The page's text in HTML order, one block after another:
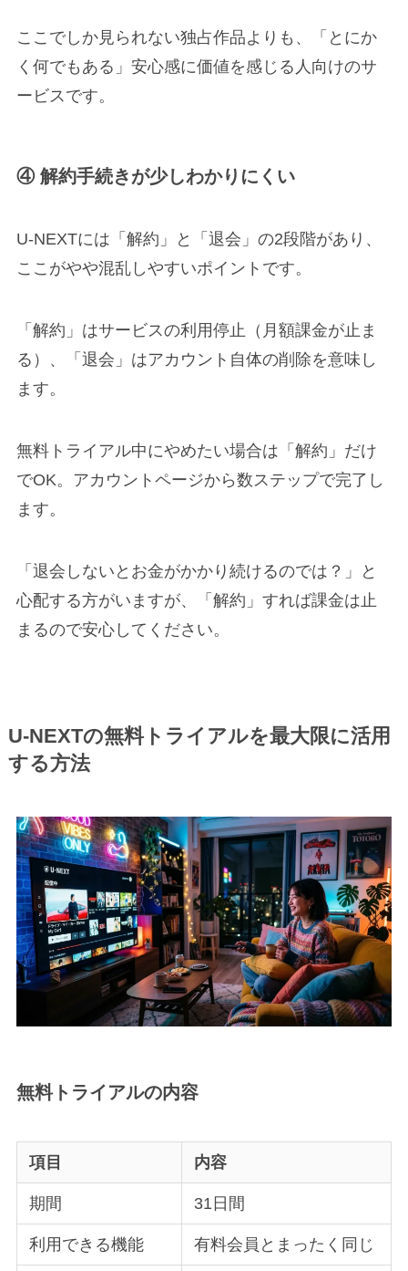
ここでしか見られない独占作品よりも、「とにか
く何でもある」安心感に価値を感じる人向けのサ
ービスです。
④ 解約手続きが少しわかりにくい
U-NEXTには「解約」と「退会」の2段階があり、
ここがやや混乱しやすいポイントです。
「解約」はサービスの利用停止（月額課金が止ま
る）、「退会」はアカウント自体の削除を意味し
ます。
無料トライアル中にやめたい場合は「解約」だけ
でOK。アカウントページから数ステップで完了し
ます。
「退会しないとお金がかかり続けるのでは？」と
心配する方がいますが、「解約」すれば課金は止
まるので安心してください。
U-NEXTの無料トライアルを最大限に活用
する方法
無料トライアルの内容
項目 内容
期間 31日間
利用できる機能 有料会員とまったく同じ